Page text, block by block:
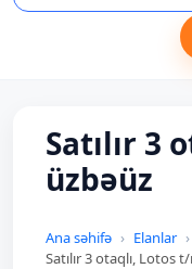
Satılır 3
üzbəüz
Ana səhifə
Elanlar
Satılır 3 otaqlı, Lotos